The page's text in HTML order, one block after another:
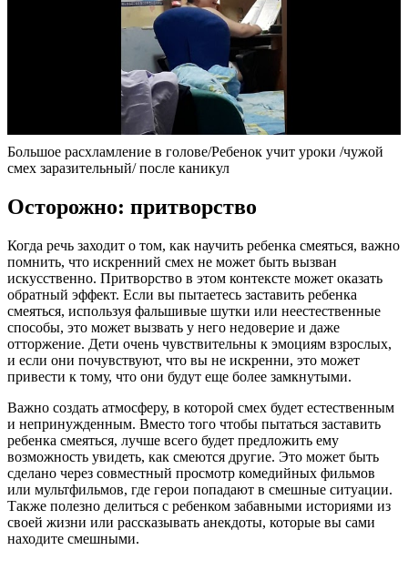
Большое расхламление в голове/Ребенок учит уроки /чужой
смех заразительный/ после каникул
Осторожно: притворство
Когда речь заходит о том, как научить ребенка смеяться, важно
помнить, что искренний смех не может быть вызван
искусственно. Притворство в этом контексте может оказать
обратный эффект. Если вы пытаетесь заставить ребенка
смеяться, используя фальшивые шутки или неестественные
способы, это может вызвать у него недоверие и даже
отторжение. Дети очень чувствительны к эмоциям взрослых,
и если они почувствуют, что вы не искренни, это может
привести к тому, что они будут еще более замкнутыми.
Важно создать атмосферу, в которой смех будет естественным
и непринужденным. Вместо того чтобы пытаться заставить
ребенка смеяться, лучше всего будет предложить ему
возможность увидеть, как смеются другие. Это может быть
сделано через совместный просмотр комедийных фильмов
или мультфильмов, где герои попадают в смешные ситуации.
Также полезно делиться с ребенком забавными историями из
своей жизни или рассказывать анекдоты, которые вы сами
находите смешными.